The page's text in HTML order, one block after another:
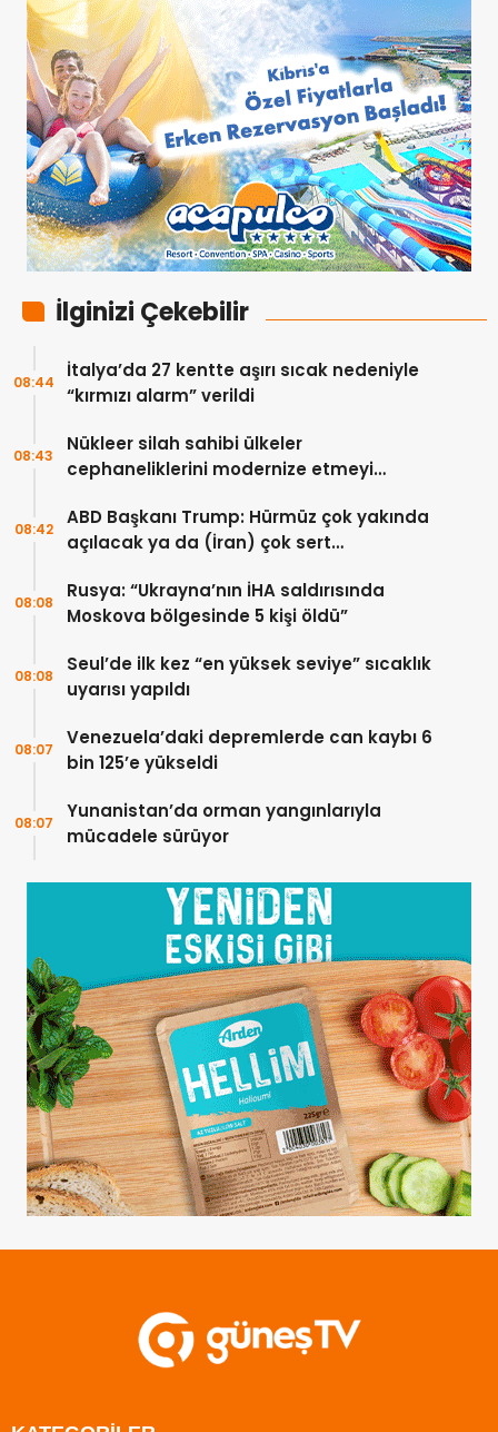
İlginizi Çekebilir
İtalya’da 27 kentte aşırı sıcak nedeniyle
“kırmızı alarm” verildi
08:44
Nükleer silah sahibi ülkeler
cephaneliklerini modernize etmeyi
08:43
ABD Başkanı Trump: Hürmüz çok yakında
açılacak ya da (İran) çok sert
08:42
Rusya: “Ukrayna’nın İHA saldırısında
Moskova bölgesinde 5 kişi öldü”
08:08
Seul’de ilk kez “en yüksek seviye” sıcaklık
uyarısı yapıldı
08:08
Venezuela’daki depremlerde can kaybı 6
bin 125’e yükseldi
08:07
Yunanistan’da orman yangınlarıyla
mücadele sürüyor
08:07